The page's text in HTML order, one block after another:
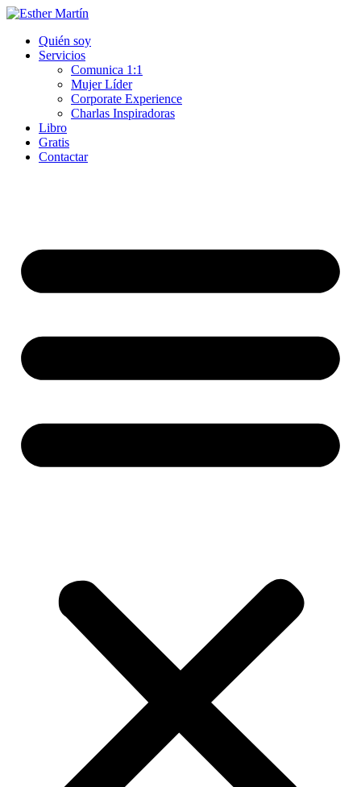
Ir
contenidoQuién soy
Servicios
Comunica 1:1
Mujer Líder
Corporate Experience
Charlas Inspiradoras
Libro
Gratis
Contactar